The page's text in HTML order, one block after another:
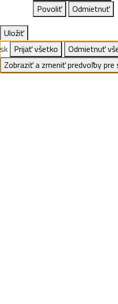
Povoliť
Odmietnuť
Uložiť
sk Prijať všetko
Odmietnuť
Zobraziť a zmeniť predvoľby pre